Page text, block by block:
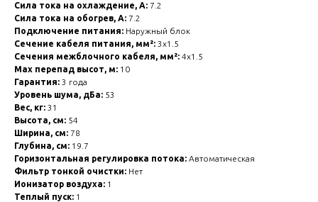
Сила тока на охлаждение, А: 7.2
Сила тока на обогрев, А: 7.2
Подключение питания: Наружный блок
Сечение кабеля питания, мм²: 3x1.5
Сечения межблочного кабеля, мм²: 4x1.5
Max перепад высот, м: 10
Гарантия: 3 года
Уровень шума, дБа: 53
Вес, кг: 31
Высота, см: 54
Ширина, см: 78
Глубина, см: 19.7
Горизонтальная регулировка потока: Автоматическая
Фильтр тонкой очистки: Нет
Ионизатор воздуха: 1
Теплый пуск: 1